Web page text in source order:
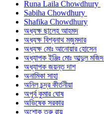
Runa Laila Chowdhury
Sabiha Chowdhury
Shafika Chowdhury
অধ্যক্ষ ছালেহ আহমদ
অধ্যক্ষ বিশ্বনাথ মজুমদার
অধ্যক্ষ মোঃ আনোয়ার হোসেন
অধ্যাপক ইঞ্জিঃ মোঃ আব্দুল মজিদ
অধ্যাপক জয়ন্ত দাশ
অনামিকা সাহা
অনিল চন্দ্র কীর্তনীয়া
অপূর্ব কুমার ঘোষ
অভিষেক সরকার
অশোক তরু রায়